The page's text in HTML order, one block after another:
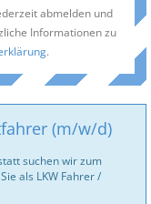
abmelden und
Informationen zu
.
(m/w/d)
suchen wir zum
als LKW Fahrer /